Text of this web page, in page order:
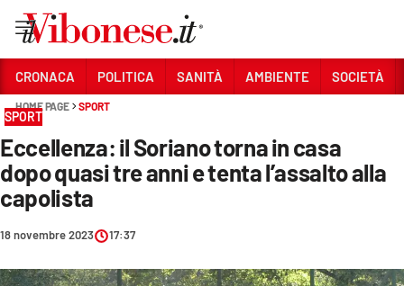
Sezioni
CRONACA
POLITICA
CRONACA POLITICA SANITÀ AMBIENTE SOCIETÀ
HOME PAGE SPORT
SPORT
Eccellenza: il Soriano torna in casa
dopo quasi tre anni e tenta l’assalto alla
capolista
18 novembre 2023 17:37